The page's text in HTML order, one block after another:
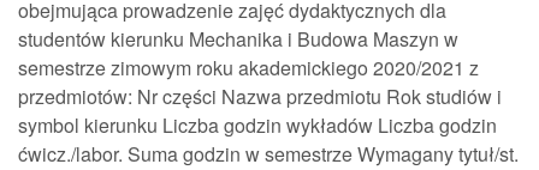
obejmująca prowadzenie zajęć dydaktycznych dla
studentów kierunku Mechanika i Budowa Maszyn w
semestrze zimowym roku akademickiego 2020/2021 z
przedmiotów: Nr części Nazwa przedmiotu Rok studiów i
symbol kierunku Liczba godzin wykładów Liczba godzin
ćwicz./labor. Suma godzin w semestrze Wymagany tytuł/st.